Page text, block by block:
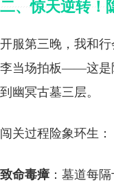
二、惊天逆转！
开服第三晚，我和
李当场拍板——这是
到幽冥古墓三层。
闯关过程险象环生：
致命毒瘴 ：墓道每